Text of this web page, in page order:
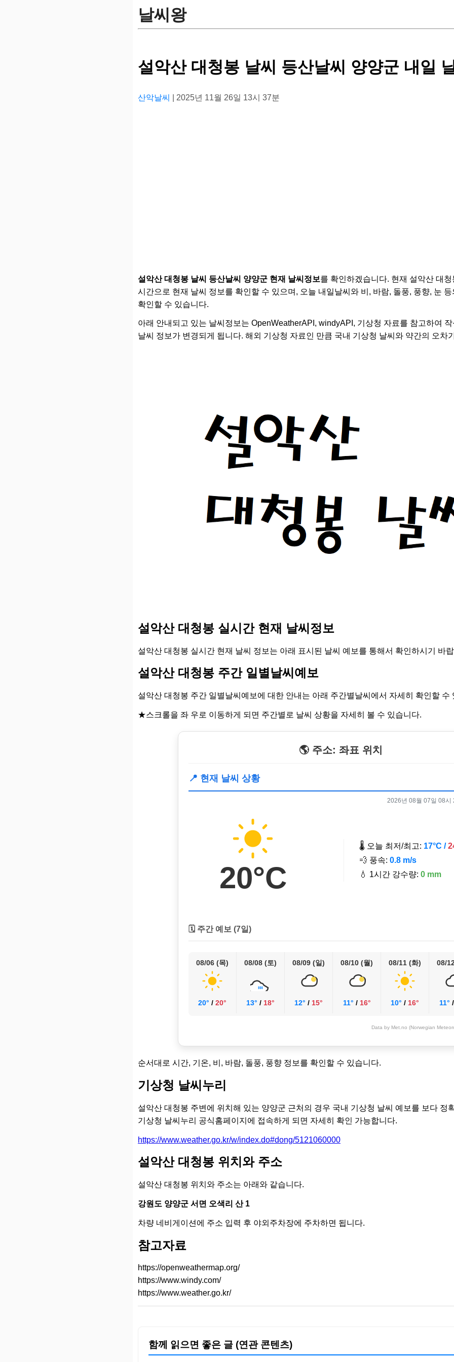
날씨왕
설악산 대청봉 날씨 등산날씨 양양군 내일
산악날씨 | 2025년 11월 26일 13시 37분
설악산 대청봉 날씨 등산날씨 양양군 현재 날씨정보를 확인하겠습니다. 현재 설악산 대
시간으로 현재 날씨 정보를 확인할 수 있으며, 오늘 내일날씨와 비, 바람, 돌풍, 풍향, 눈
확인할 수 있습니다.
아래 안내되고 있는 날씨정보는 OpenWeatherAPI, windyAPI, 기상청 자료를 참고하여
날씨 정보가 변경되게 됩니다. 해외 기상청 자료인 만큼 국내 기상청 날씨와 약간의 오차
설악산 대청봉 실시간 현재 날씨정보
설악산 대청봉 실시간 현재 날씨 정보는 아래 표시된 날씨 예보를 통해서 확인하시기 바
설악산 대청봉 주간 일별날씨예보
설악산 대청봉 주간 일별날씨예보에 대한 안내는 아래 주간별날씨에서 자세히 확인할 수
★스크롤을 좌 우로 이동하게 되면 주간별로 날씨 상황을 자세히 볼 수 있습니다.
🌎 주소: 좌표 위치
📍 현재 날씨 상황
2026년 08월 07일 08시
20°C
🌡️ 오늘 최저/최고: 17°C /
💨 풍속: 0.8 m/s
💧 1시간 강수량: 0 mm
🗓️ 주간 예보 (7일)
08/06 (목)
20° / 20°
08/08 (토)
13° / 18°
08/09 (일)
12° / 15°
08/10 (월)
11° / 16°
08/11 (화)
10° / 16°
08/
11°
Data by Met.no (Norwegian
순서대로 시간, 기온, 비, 바람, 돌풍, 풍향 정보를 확인할 수 있습니다.
기상청 날씨누리
설악산 대청봉 주변에 위치해 있는 양양군 근처의 경우 국내 기상청 날씨 예보를 보다 정
기상청 날씨누리 공식홈페이지에 접속하게 되면 자세히 확인 가능합니다.
https://www.weather.go.kr/w/index.do#dong/5121060000
설악산 대청봉 위치와 주소
설악산 대청봉 위치와 주소는 아래와 같습니다.
강원도 양양군 서면 오색리 산 1
차량 네비게이션에 주소 입력 후 야외주차장에 주차하면 됩니다.
참고자료
https://openweathermap.org/
https://www.windy.com/
https://www.weather.go.kr/
함께 읽으면 좋은 글 (연관 콘텐츠)